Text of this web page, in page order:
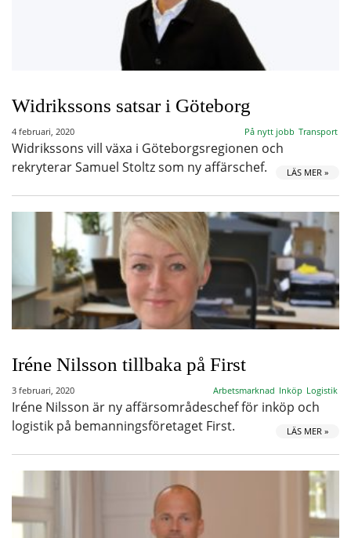
Widrikssons satsar i Göteborg
4 februari, 2020 På nytt jobb Transport
Widrikssons vill växa i Göteborgsregionen och
rekryterar Samuel Stoltz som ny affärschef.
LÄS MER »
Iréne Nilsson tillbaka på First
3 februari, 2020 Arbetsmarknad Inköp Logistik
Iréne Nilsson är ny affärsområdeschef för inköp och
logistik på bemanningsföretaget First.
LÄS MER »